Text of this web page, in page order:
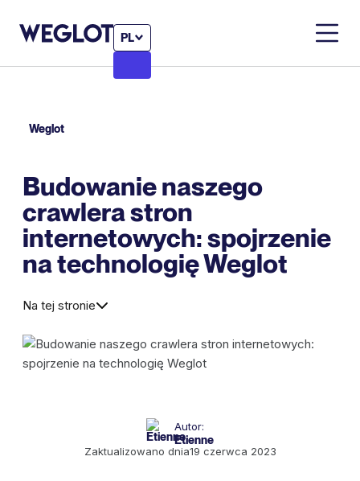
PL
Weglot
Budowanie naszego
crawlera stron
internetowych: spojrzenie
na technologię Weglot
Na tej stronie
Autor:
Etienne
Zaktualizowano dnia19 czerwca 2023